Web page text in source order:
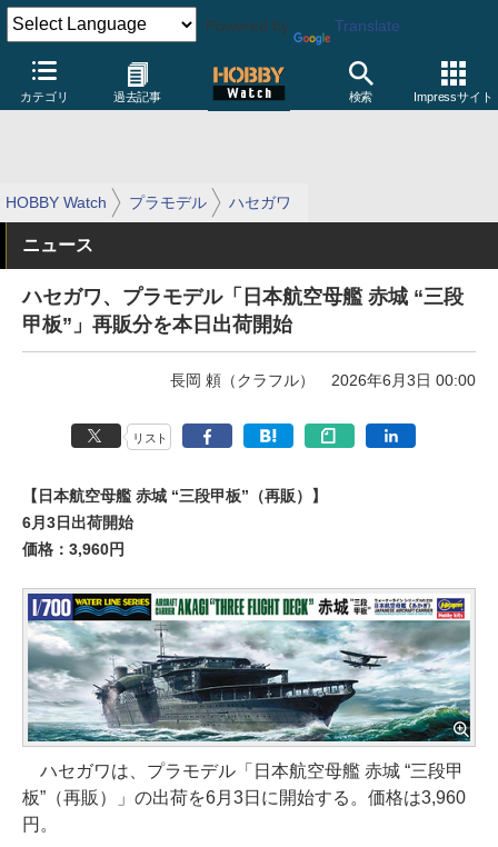
Powered by Translate
カテゴリ 過去記事 検索 Impressサイト
HOBBY Watch プラモデル ハセガワ
ニュース
ハセガワ、プラモデル「日本航空母艦 赤城 “三段
甲板”」再販分を本日出荷開始
長岡 頼（クラフル） 2026年6月3日 00:00
リスト
【日本航空母艦 赤城 “三段甲板”（再販）】
6月3日出荷開始
価格：3,960円
ハセガワは、プラモデル「日本航空母艦 赤城 “三段甲
板”（再販）」の出荷を6月3日に開始する。価格は3,960
円。